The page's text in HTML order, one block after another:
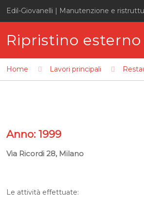
Edil-Giovanelli | Manutenzione e
Ripristino
Home Lavori principali
Anno: 1999
Via Ricordi 28, Milano
Le attività effettuate: